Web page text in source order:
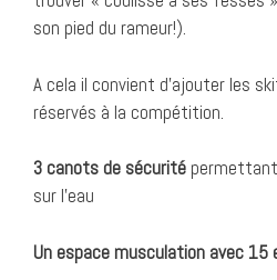
son pied du rameur!).
A cela il convient d’ajouter les
réservés à la compétition.
3 canots de sécurité
sur l’eau
Un espace musculation avec 15